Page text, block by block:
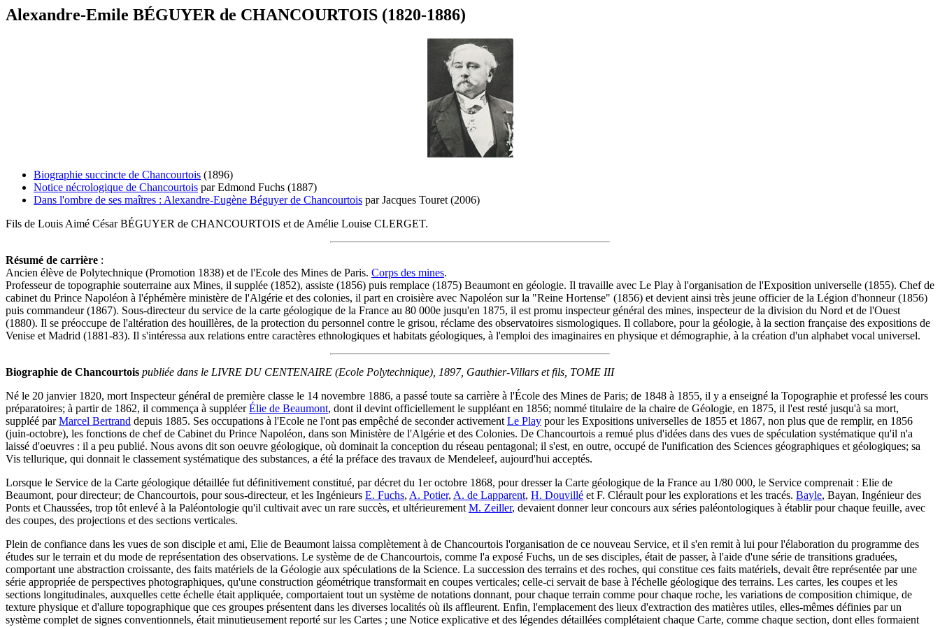
Alexandre-Emile BÉGUYER de CHANCOURTOIS (1820-1886)
Biographie succincte de Chancourtois (1896)
Notice nécrologique de Chancourtois par Edmond Fuchs (1887)
Dans l'ombre de ses maîtres : Alexandre-Eugène Béguyer de Chancourtois par Jacques Touret (2006)
Fils de Louis Aimé César BÉGUYER de CHANCOURTOIS et de Amélie Louise CLERGET.
Résumé de carrière :
Ancien élève de Polytechnique (Promotion 1838) et de l'Ecole des Mines de Paris. Corps des mines.
Professeur de topographie souterraine aux Mines, il supplée (1852), assiste (1856) puis remplace (1875) Beaumont en géologie. Il travaille avec Le Play à l'organisation de l'Exposition universelle (1855). Chef de
cabinet du Prince Napoléon à l'éphémère ministère de l'Algérie et des colonies, il part en croisière avec Napoléon sur la "Reine Hortense" (1856) et devient ainsi très jeune officier de la Légion d'honneur (1856)
puis commandeur (1867). Sous-directeur du service de la carte géologique de la France au 80 000e jusqu'en 1875, il est promu inspecteur général des mines, inspecteur de la division du Nord et de l'Ouest
(1880). Il se préoccupe de l'altération des houillères, de la protection du personnel contre le grisou, réclame des observatoires sismologiques. Il collabore, pour la géologie, à la section française des expositions de
Venise et Madrid (1881-83). Il s'intéressa aux relations entre caractères ethnologiques et habitats géologiques, à l'emploi des imaginaires en physique et démographie, à la création d'un alphabet vocal universel.
Biographie de Chancourtois publiée dans le LIVRE DU CENTENAIRE (Ecole Polytechnique), 1897, Gauthier-Villars et fils, TOME III
Né le 20 janvier 1820, mort Inspecteur général de première classe le 14 novembre 1886, a passé toute sa carrière à l'École des Mines de Paris; de 1848 à 1855, il y a enseigné la Topographie et professé les cours
préparatoires; à partir de 1862, il commença à suppléerÉlie de Beaumont, dont il devint officiellement le suppléant en 1856; nommé titulaire de la chaire de Géologie, en 1875, il l'est resté jusqu'à sa mort,
suppléé parMarcel Bertrand depuis 1885. Ses occupations à l'Ecole ne l'ont pas empêché de seconder activement Le Play pour les Expositions universelles de 1855 et 1867, non plus que de remplir, en 1856
(juin-octobre), les fonctions de chef de Cabinet du Prince Napoléon, dans son Ministère de l'Algérie et des Colonies. De Chancourtois a remué plus d'idées dans des vues de spéculation systématique qu'il n'a
laissé d'oeuvres : il a peu publié. Nous avons dit son oeuvre géologique, où dominait la conception du réseau pentagonal; il s'est, en outre, occupé de l'unification des Sciences géographiques et géologiques; sa
Vis tellurique, qui donnait le classement systématique des substances, a été la préface des travaux de Mendeleef, aujourd'hui acceptés.
Lorsque le Service de la Carte géologique détaillée fut définitivement constitué, par décret du 1er octobre 1868, pour dresser la Carte géologique de la France au 1/80 000, le Service comprenait : Elie de
Beaumont, pour directeur; de Chancourtois, pour sous-directeur, et les Ingénieurs E. Fuchs, A. Potier, A. de Lapparent, H. Douvillé et F. Clérault pour les explorations et les tracés. Bayle, Bayan, Ingénieur des
Ponts et Chaussées, trop tôt enlevé à la Paléontologie qu'il cultivait avec un rare succès, et ultérieurement M. Zeiller, devaient donner leur concours aux séries paléontologiques à établir pour chaque feuille, avec
des coupes, des projections et des sections verticales.
Plein de confiance dans les vues de son disciple et ami, Elie de Beaumont laissa complètement à de Chancourtois l'organisation de ce nouveau Service, et il s'en remit à lui pour l'élaboration du programme des
études sur le terrain et du mode de représentation des observations. Le système de de Chancourtois, comme l'a exposé Fuchs, un de ses disciples, était de passer, à l'aide d'une série de transitions graduées,
comportant une abstraction croissante, des faits matériels de la Géologie aux spéculations de la Science. La succession des terrains et des roches, qui constitue ces faits matériels, devait être représentée par une
série appropriée de perspectives photographiques, qu'une construction géométrique transformait en coupes verticales; celle-ci servait de base à l'échelle géologique des terrains. Les cartes, les coupes et les
sections longitudinales, auxquelles cette échelle était appliquée, comportaient tout un système de notations donnant, pour chaque terrain comme pour chaque roche, les variations de composition chimique, de
texture physique et d'allure topographique que ces groupes présentent dans les diverses localités où ils affleurent. Enfin, l'emplacement des lieux d'extraction des matières utiles, elles-mêmes définies par un
système complet de signes conventionnels, était minutieusement reporté sur les Cartes ; une Notice explicative et des légendes détaillées complétaient chaque Carte, comme chaque section, dont elles formaient